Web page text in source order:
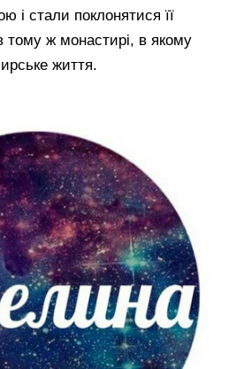
і стали поклонятися її
тому ж монастирі, в якому
життя.